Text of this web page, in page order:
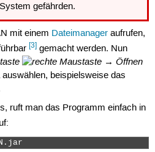
gefährden.
mit einem Dateimanageraufrufen,
[3]gemacht werden. Nun
→ Öffnen
beispielsweise das
ruft man das Programm einfach in